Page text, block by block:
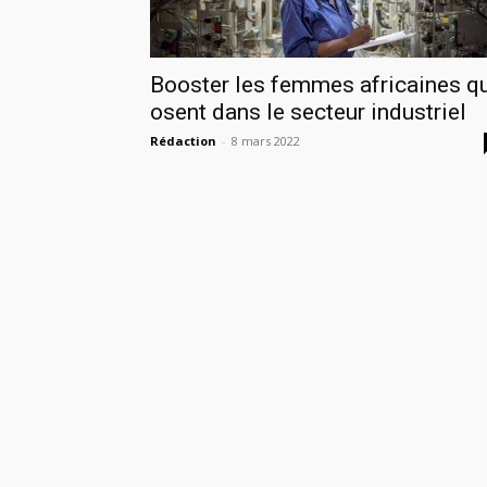
Booster les femmes africaines
osent dans le secteur industriel
Rédaction - 8 mars 2022